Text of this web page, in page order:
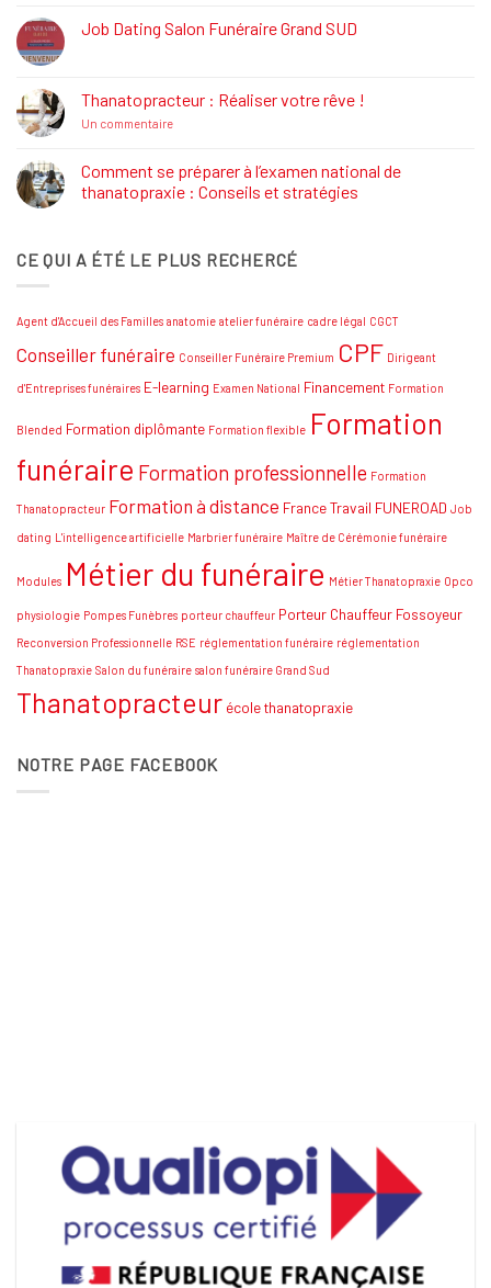
Définition,
Rôle
Job Dating Salon Funéraire Grand SUD
Job
Dating
Salon
SUD
Thanatopracteur : Réaliser votre rêve !
Un commentairesur
Réaliser
votre
rêve
Comment se préparer à l’examen national de
thanatopraxie : Conseils et stratégies
Comment
se
national
thanatopraxie
Conseils
CE QUI A ÉTÉ LE PLUS RECHERCÉ
Agent d'Accueil des Familles anatomie atelier funéraire cadre légal CGCT
Conseiller funéraire Conseiller Funéraire Premium CPF Dirigeant
d'Entreprises funéraires E-learning Examen National Financement Formation
Blended Formation diplômante Formation flexible Formation
funéraire Formation professionnelle Formation
Thanatopracteur Formation à distance France Travail FUNEROAD Job
dating L'intelligence artificielle Marbrier funéraire Maître de Cérémonie funéraire
Modules Métier du funéraire Métier Thanatopraxie Opco
physiologie Pompes Funèbres porteur chauffeur Porteur Chauffeur Fossoyeur
Reconversion Professionnelle RSE réglementation funéraire réglementation
Thanatopraxie Salon du funéraire salon funéraire Grand Sud
Thanatopracteur école thanatopraxie
NOTRE PAGE FACEBOOK